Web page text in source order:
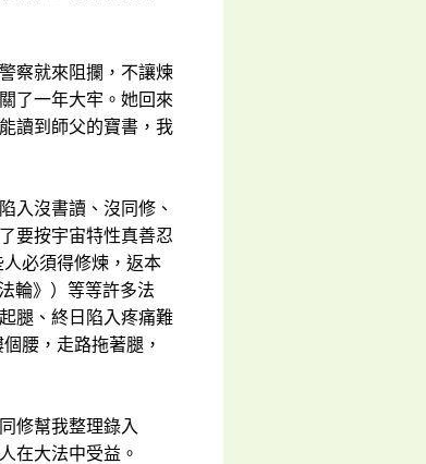
察就來阻攔，不讓煉
了一年大牢。她回來
讀到師父的寶書，我
入沒書讀、沒同修、
要按宇宙特性真善忍
必須得修煉，返本
輪》）等等許多法
腿、終日陷入疼痛難
腰，走路拖著腿，
修幫我整理錄入
在大法中受益。